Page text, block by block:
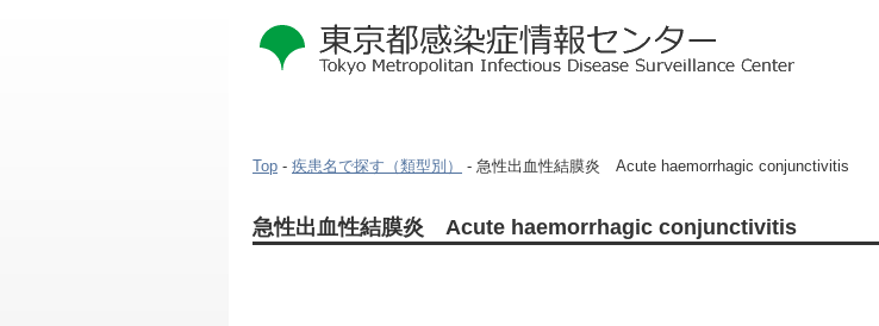
Top - 疾患名で探す（類型別） - 急性出血性結膜炎 Acute haemorrhagic conjunctivitis
本
文
急性出血性結膜炎 Acute haemorrhagic conjunctivitis